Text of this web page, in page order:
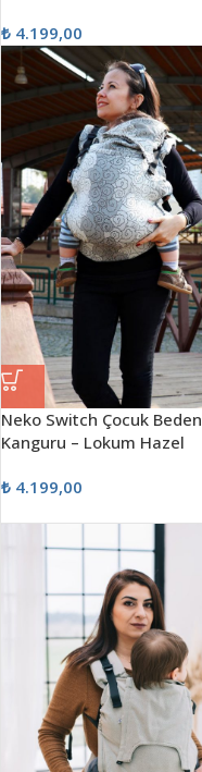
₺ 4.199,00
Neko Switch Çocuk Beden
Kanguru – Lokum Hazel
₺ 4.199,00